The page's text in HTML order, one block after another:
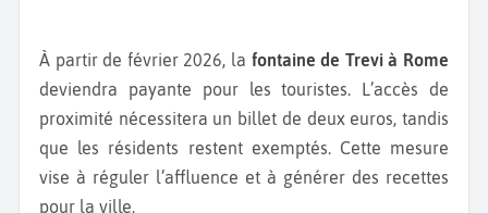
À partir de février 2026, la fontaine de Trevi à Rome
deviendra payante pour les touristes. L’accès de
proximité nécessitera un billet de deux euros, tandis
que les résidents restent exemptés. Cette mesure
vise à réguler l’affluence et à générer des recettes
pour la ville.